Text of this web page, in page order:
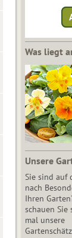
Was liegt
Unsere
Sie sind auf
nach
Ihren
schauen Sie
mal unsere